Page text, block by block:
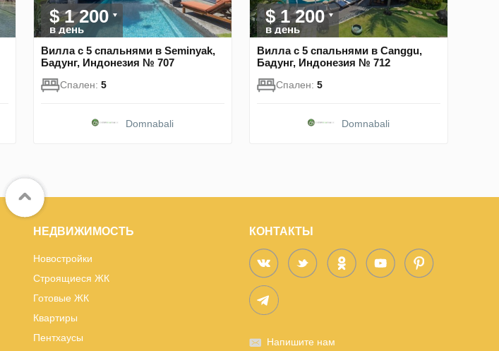
$ 1 200
в день
Вилла с 5 спальнями в Seminyak,
Бадунг, Индонезия № 707
Спален: 5
Domnabali
$ 1 200
в день
Вилла с 5 спальнями в Canggu,
Бадунг, Индонезия № 712
Спален: 5
Domnabali
НЕДВИЖИМОСТЬ
Новостройки
Строящиеся ЖК
Готовые ЖК
Квартиры
Пентхаусы
КОНТАКТЫ
Напишите нам